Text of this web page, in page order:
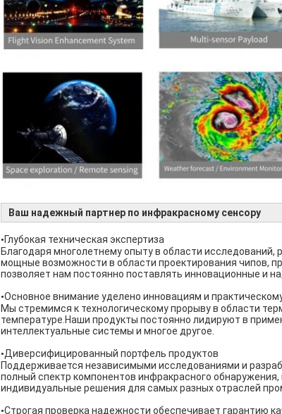
Ваш надежный партнер по инфракрасному сенсору
• Глубокая техническая экспертиза
Благодаря многолетнему опыту в области
мощные возможности в области проектирования чипов,
позволяет нам постоянно поставлять инновационные и
•Основное внимание уделено инновациям и
Мы стремимся к технологическому прорыву в области
температуре.Наши продукты постоянно лидируют в
интеллектуальные системы и многое другое.
•Диверсифицированный портфель продуктов
Поддерживается независимыми исследованиями и
полный спектр компонентов инфракрасного
индивидуальные решения для самых разных отраслей
•Строгая проверка надежности обеспечивает гарантию